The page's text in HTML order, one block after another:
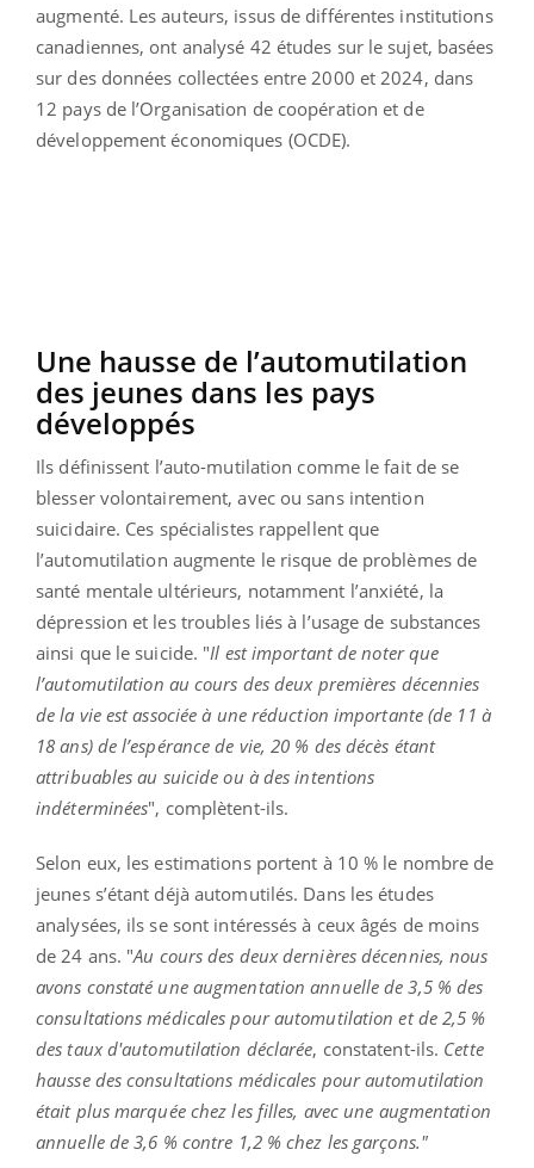
augmenté. Les auteurs, issus de différentes institutions
canadiennes, ont analysé 42 études sur le sujet, basées
sur des données collectées entre 2000 et 2024, dans
12 pays de l’Organisation de coopération et de
développement économiques (OCDE).
Une hausse de l’automutilation
des jeunes dans les pays
développés
Ils définissent l’auto-mutilation comme le fait de se
blesser volontairement, avec ou sans intention
suicidaire. Ces spécialistes rappellent que
l’automutilation augmente le risque de problèmes de
santé mentale ultérieurs, notamment l’anxiété, la
dépression et les troubles liés à l’usage de substances
ainsi que le suicide. "Il est important de noter que
l’automutilation au cours des deux premières décennies
de la vie est associée à une réduction importante (de 11 à
18 ans) de l’espérance de vie, 20 % des décès étant
attribuables au suicide ou à des intentions
indéterminées", complètent-ils.
Selon eux, les estimations portent à 10 % le nombre de
jeunes s’étant déjà automutilés. Dans les études
analysées, ils se sont intéressés à ceux âgés de moins
de 24 ans. "Au cours des deux dernières décennies, nous
avons constaté une augmentation annuelle de 3,5 % des
consultations médicales pour automutilation et de 2,5 %
des taux d'automutilation déclarée, constatent-ils. Cette
hausse des consultations médicales pour automutilation
était plus marquée chez les filles, avec une augmentation
annuelle de 3,6 % contre 1,2 % chez les garçons."